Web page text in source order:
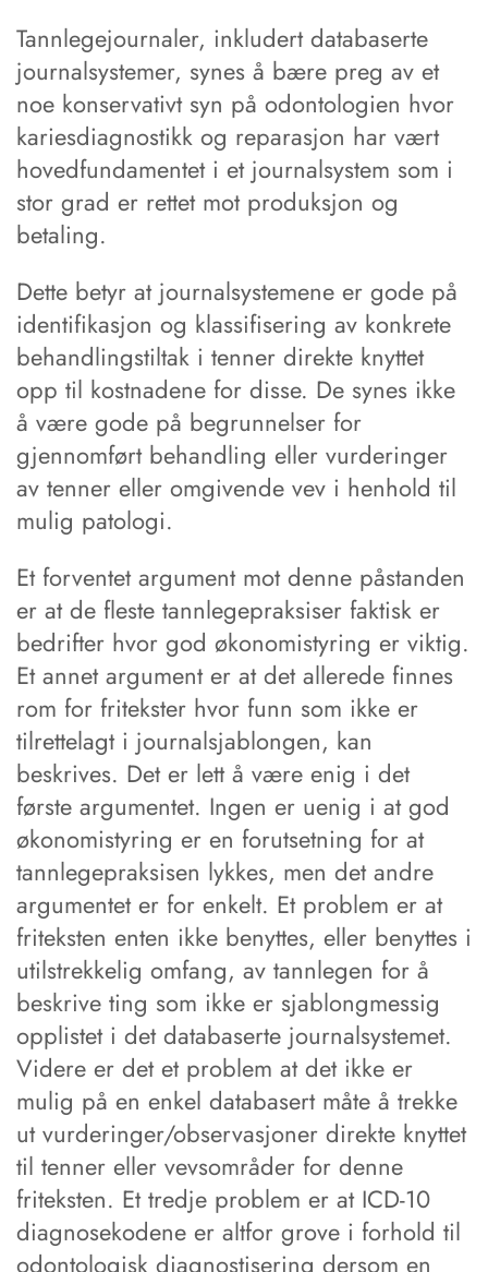
Tannlegejournaler, inkludert databaserte
journalsystemer, synes å bære preg av et
noe konservativt syn på odontologien hvor
kariesdiagnostikk og reparasjon har vært
hovedfundamentet i et journalsystem som i
stor grad er rettet mot produksjon og
betaling.
Dette betyr at journalsystemene er gode på
identifikasjon og klassifisering av konkrete
behandlingstiltak i tenner direkte knyttet
opp til kostnadene for disse. De synes ikke
å være gode på begrunnelser for
gjennomført behandling eller vurderinger
av tenner eller omgivende vev i henhold til
mulig patologi.
Et forventet argument mot denne påstanden
er at de fleste tannlegepraksiser faktisk er
bedrifter hvor god økonomistyring er viktig.
Et annet argument er at det allerede finnes
rom for fritekster hvor funn som ikke er
tilrettelagt i journalsjablongen, kan
beskrives. Det er lett å være enig i det
første argumentet. Ingen er uenig i at god
økonomistyring er en forutsetning for at
tannlegepraksisen lykkes, men det andre
argumentet er for enkelt. Et problem er at
friteksten enten ikke benyttes, eller benyttes i
utilstrekkelig omfang, av tannlegen for å
beskrive ting som ikke er sjablongmessig
opplistet i det databaserte journalsystemet.
Videre er det et problem at det ikke er
mulig på en enkel databasert måte å trekke
ut vurderinger/observasjoner direkte knyttet
til tenner eller vevsområder for denne
friteksten. Et tredje problem er at ICD-10
diagnosekodene er altfor grove i forhold til
odontologisk diagnostisering dersom en